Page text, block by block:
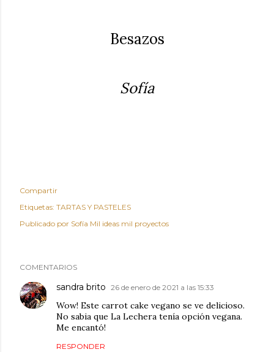
Besazos
Sofía
Compartir
Etiquetas: TARTAS Y PASTELES
Publicado por Sofía Mil ideas mil proyectos
COMENTARIOS
sandra brito 26 de enero de 2021 a las 15:33
Wow! Este carrot cake vegano se ve delicioso.
No sabia que La Lechera tenía opción vegana.
Me encantó!
RESPONDER